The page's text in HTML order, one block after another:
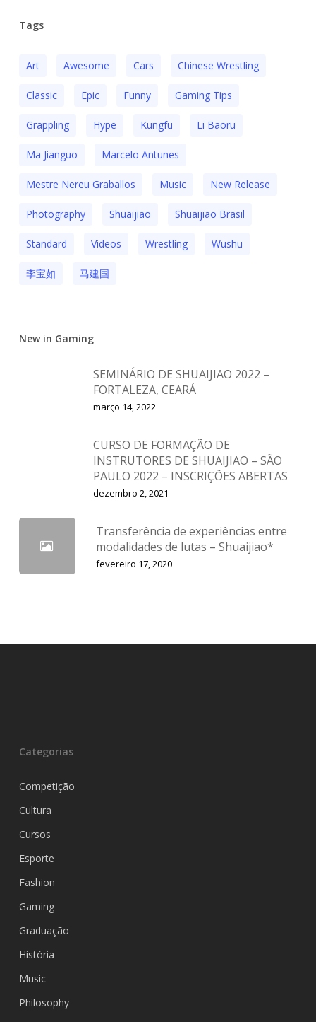
Tags
Art Awesome Cars Chinese Wrestling
Classic Epic Funny Gaming Tips
Grappling Hype Kungfu Li Baoru
Ma Jianguo Marcelo Antunes
Mestre Nereu Graballos Music New Release
Photography Shuaijiao Shuaijiao Brasil
Standard Videos Wrestling Wushu
李宝如 马建国
New in Gaming
SEMINÁRIO DE SHUAIJIAO 2022 –
FORTALEZA, CEARÁ
março 14, 2022
CURSO DE FORMAÇÃO DE
INSTRUTORES DE SHUAIJIAO – SÃO
PAULO 2022 – INSCRIÇÕES ABERTAS
dezembro 2, 2021
Transferência de experiências entre
modalidades de lutas – Shuaijiao*
fevereiro 17, 2020
Categorias
Competição
Cultura
Cursos
Esporte
Fashion
Gaming
Graduação
História
Music
Philosophy